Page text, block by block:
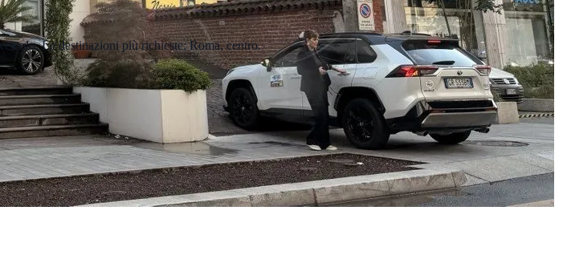
.Le destinazioni più richieste: Roma, centro.